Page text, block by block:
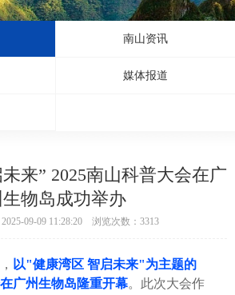
南山资讯
媒体报道
来” 2025南山科普大会在广
物岛成功举办
09-09 11:28:20 浏览次数：3313
以"健康湾区 智启未来"为主题的
广州生物岛隆重开幕。此次大会作